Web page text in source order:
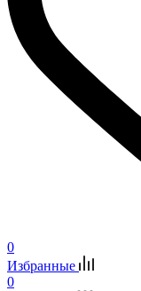
0
Избранные
0